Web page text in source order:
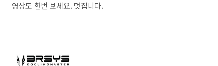
영상도 한번 보세요. 멋집니다.